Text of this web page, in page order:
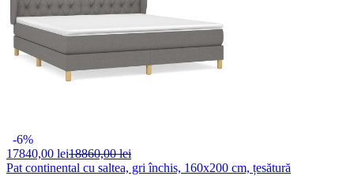
-6%
17840,00 lei18860,00 lei
Pat continental cu saltea, gri închis, 160x200 cm, țesătură